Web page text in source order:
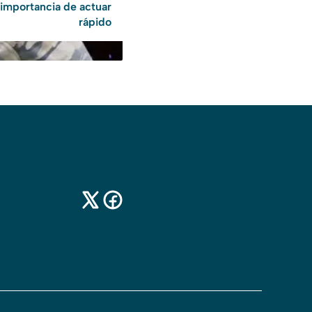
importancia de actuar
rápido